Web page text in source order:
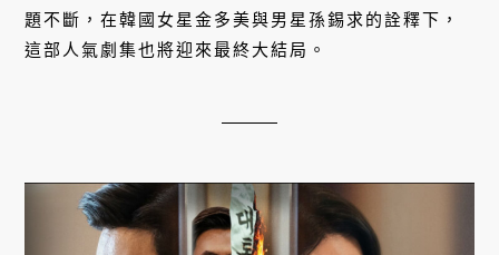
題不斷，在韓國女星金多美與男星孫錫求的詮釋下，
這部人氣劇集也將迎來最終大結局。